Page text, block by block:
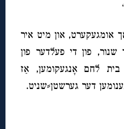
אומגעקערט, און מיט איר
פון די פעלדער פון
בית לחם אָנגעקומען, אַז
דער גערשטן⸗שניט.